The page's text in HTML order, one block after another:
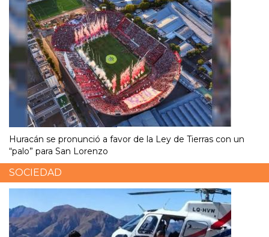
Huracán se pronunció a favor de la Ley de Tierras con un
“palo” para San Lorenzo
SOCIEDAD